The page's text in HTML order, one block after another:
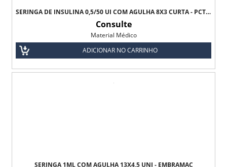
SERINGA DE INSULINA 0,5/50 UI COM AGULHA 8X3 CURTA - PCT C/10 - ULTRA-FINE BD
Consulte
Material Médico
ADICIONAR NO CARRINHO
SERINGA 1ML COM AGULHA 13X4,5 UNI - EMBRAMAC